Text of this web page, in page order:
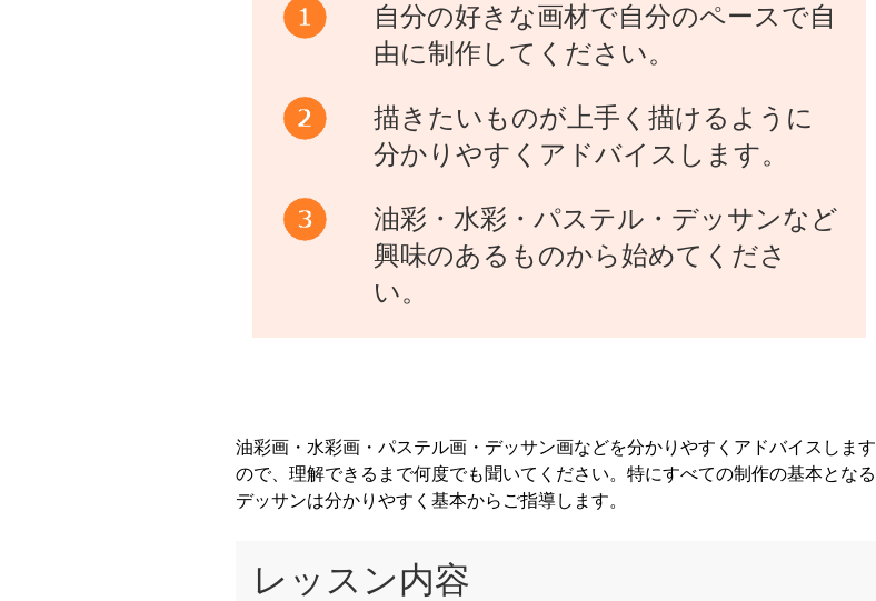
自分の好きな画材で自分のペースで自
由に制作してください。
描きたいものが上手く描けるように
分かりやすくアドバイスします。
油彩・水彩・パステル・デッサンなど
興味のあるものから始めてくださ
い。
油彩画・水彩画・パステル画・デッサン画などを分かりやすくアドバイスします
ので、理解できるまで何度でも聞いてください。特にすべての制作の基本となる
デッサンは分かりやすく基本からご指導します。
レッスン内容